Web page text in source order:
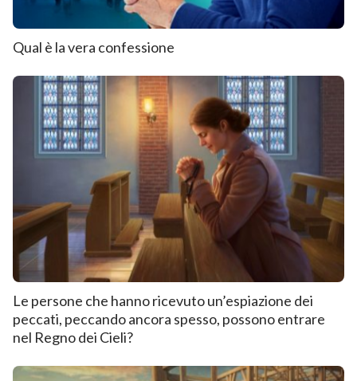
Qual è la vera confessione
Le persone che hanno ricevuto un’espiazione dei
peccati, peccando ancora spesso, possono entrare
nel Regno dei Cieli?